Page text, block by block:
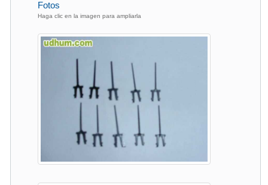
Fotos
Haga clic en la imagen para ampliarla